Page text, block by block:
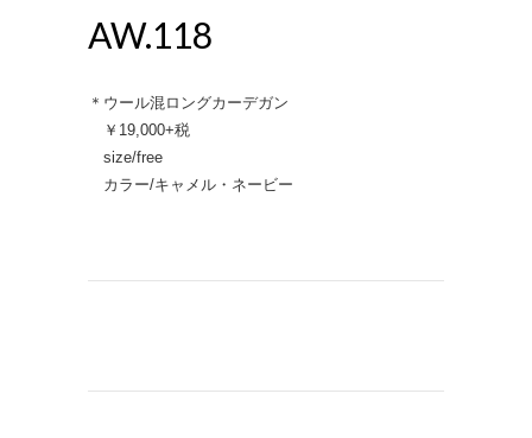
AW.118
＊ウール混ロングカーデガン
￥19,000+税
size/free
カラー/キャメル・ネービー